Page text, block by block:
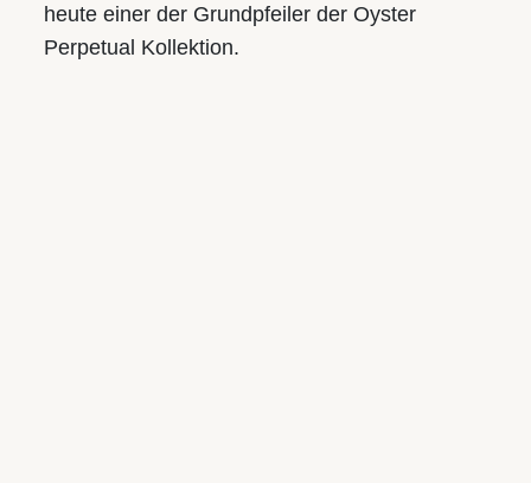
heute einer der Grundpfeiler der Oyster
Perpetual Kollektion.